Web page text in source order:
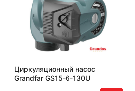
Циркуляционный насос
Grandfar GS15-6-130U